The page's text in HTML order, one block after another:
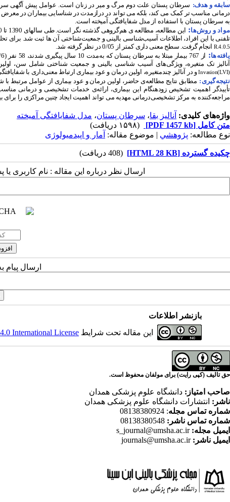
سابقه و هدف: سرطان پستان علت دوم مرگ و میر در زنان است. عوامل پیش آگهی سرطان
درمانی مناسب تر کمک می کند، بلکه می تواند در درازمدت در شناسایی بیماران در
به سرطان پستان با استفاده از مدل شفایافتگی آمیخته است.
مواد و روش‌‌ها:
تلفنی با این افراد، اطلاعات آسیب‌شناسی بالینی و جمعیت‌شناختی آن ها ثبت شد. برای
R.4.0.5 انجام گرفت. سطح معنی داری کمتر از 0/05 در نظر گرفته شد.
یافته‌ها: از 767 بیمار مبتلا به سرطان پستان که به‌مدت 10 سال پیگیری شدند، 58 نفر (7/6درصد) فوت کردند. میانگین (انحراف معیار) سن در زمان تشخیص ( 10/85 ) 49/23 سال بود
آنالیز تک متغیره، ویژگی‌های آسیب شناسی بالینی و جمعیت شناختی شامل سن،
Invasion(LVI)و در آنالیز چندمتغیره، اولین درمان و عود بیماری ارتباط معنی‌داری با
نتیجه‌گیری: مطابق نتایج مطالعه‌ی حاضر، اولین درمان و عود بیماری از عوامل مرتبط با
تأییدگر اهمیت تشخیص زودهنگام این بیماری، ارائه‌ی خدمات تشخیصی و درمانی
مراجعه‌کننده به مرکز تشخیصی‌درمانی مهدیه می تواند اهمیت ایجاد چنین مراکزی را برای
واژه‌های کلیدی: آنالیز بقا، سرطان پستان، مدل شفایافتگی آمیخته
متن کامل [PDF 1457 kb]
(۱۵۹۸ دریافت)
نوع مطالعه: پژوهشي | موضوع مقاله: آمار و اپیدمیولوژی
چکیده گسترده [HTML 28 KB] (408 دریافت)
ارسال نظر درباره این مقاله : نام کاربری
ارسال پیام
بازنشر اطلاعات
این مقاله تحت شرایط International License
حق تالیف (کپی رایت) برای مولفان محفوظ است.
صاحب امتیاز: دانشگاه علوم پزشکی همدان
ناشر: انتشارات دانشگاه علوم پزشکی همدان
شماره تماس مجله: 08138380924
شماره تماس ناشر:
ایمیل مجله: s_journal@umsha.ac.ir
ایمیل ناشر: journals@umsha.ac.ir